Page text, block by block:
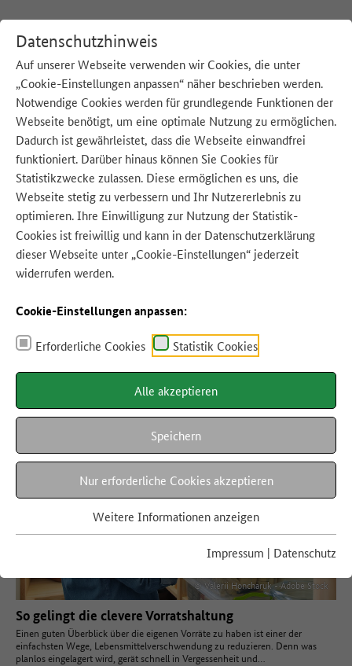
Datenschutzhinweis
Auf unserer Webseite verwenden wir Cookies, die unter
„Cookie-Einstellungen anpassen“ näher beschrieben werden.
Notwendige Cookies werden für grundlegende Funktionen der
Webseite benötigt, um eine optimale Nutzung zu ermöglichen.
Dadurch ist gewährleistet, dass die Webseite einwandfrei
funktioniert. Darüber hinaus können Sie Cookies für
Statistikzwecke zulassen. Diese ermöglichen es uns, die
Webseite stetig zu verbessern und Ihr Nutzererlebnis zu
optimieren. Ihre Einwilligung zur Nutzung der Statistik-
Cookies ist freiwillig und kann in der Datenschutzerklärung
dieser Webseite unter „Cookie-Einstellungen“ jederzeit
widerrufen werden.
Cookie-Einstellungen anpassen:
Erforderliche Cookies Statistik Cookies
Alle akzeptieren
Speichern
Nur erforderliche Cookies akzeptieren
Weitere Informationen anzeigen
Impressum | Datenschutz
:Startseite Blog
Blog
© Valerii Honcharuk - Adobe Stock
So gelingt die clevere Vorratshaltung
Einen guten Überblick über die eigenen Vorräte zu haben ist einer der
einfachsten Wege, Lebensmittelverschwendung zu reduzieren. Denn was
planlos eingelagert wird, gerät schnell in Vergessenheit und…